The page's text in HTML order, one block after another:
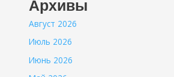
Архивы
Август 2026
Июль 2026
Июнь 2026